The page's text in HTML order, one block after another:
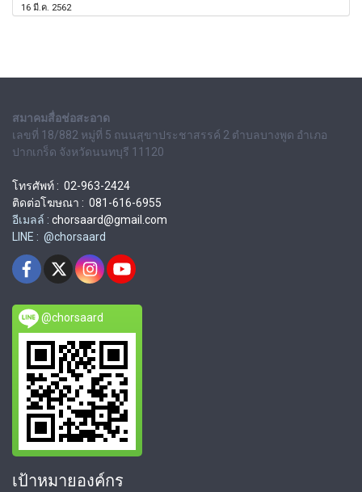
16 มี.ค. 2562
สมาคมสื่อช่อสะอาด
เลขที่ 18/882 หมู่ที่ 5 ถนนสุขาประชาสรรค์ 2 ตำบลบางพูด อำเภอ
ปากเกร็ด จังหวัดนนทบุรี 11120
โทรศัพท์ : 02-963-2424
ติดต่อโฆษณา : 081-616-6955
อีเมลล์ : chorsaard@gmail.com
LINE : @chorsaard
@chorsaard
เป้าหมายองค์กร